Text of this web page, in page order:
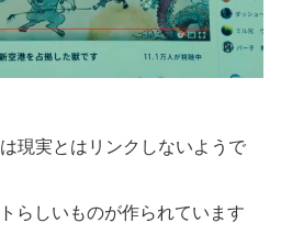
現実とはリンクしないようで
らしいものが作られています